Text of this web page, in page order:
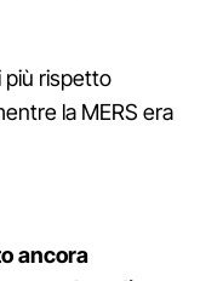
più rispetto
la MERS era
ancora